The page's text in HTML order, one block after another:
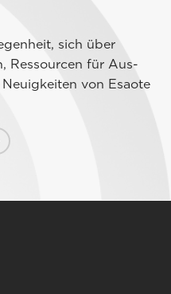
sich über
Ressourcen für Aus-
von Esaote